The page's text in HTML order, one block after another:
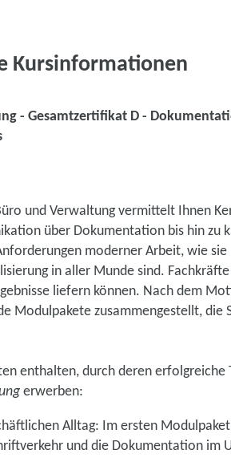
Kursinformationen
- Gesamtzertifikat D -
und Verwaltung vermittelt Ihnen
über Dokumentation bis hin zu
moderner Arbeit, wie
in aller Munde sind.
liefern können. Nach dem
Modulpakete zusammengestellt, die
enthalten, durch deren erfolgreiche
erwerben:
Alltag: Im ersten
und die Dokumentation im